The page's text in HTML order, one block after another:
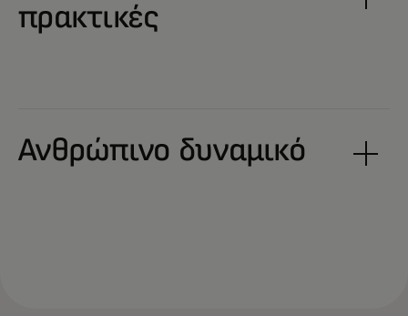
πρακτικές
Ανθρώπινο δυναμικό